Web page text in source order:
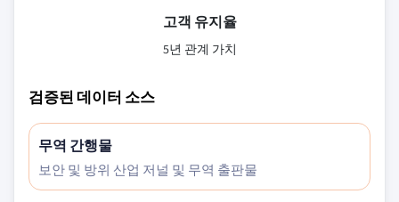
고객 유지율
5년 관계 가치
검증된 데이터 소스
무역 간행물
보안 및 방위 산업 저널 및 무역 출판물